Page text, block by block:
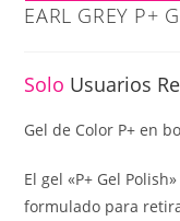
EARL GREY P+
Solo Usuarios
Gel de Color P+ en
El gel «P+ Gel
formulado para